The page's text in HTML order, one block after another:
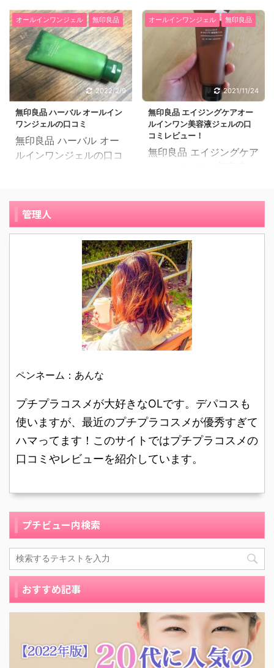
人にも使えるクレンジン
グオイルです。マツエク
のグルーには鉱物油が反
応してしまって使っては
ダメと言われているの
で、それ以外のオイルだ
と大丈夫なものが多いの
です。 おひさまでつくっ
たクレンジングオイルの
口コミレビューを紹介し
てい ...
インでした。 使い始めの
きっかけは外国人の友達
が肌がとても綺麗で、使
っているクレンジングを
聞いたところ、こちらと
いうことでキャンペーン
中に購入したのがきっか
けです。 私はアロマなど
も好きなのであえ ...
は、化粧水・乳液・美容
液が一つになった保湿ジ
ェルで敏感肌の方でも使
える無香料・無着色・無
鉱物油・弱酸性・パラベ
ンフリー・アルコールフ
リーになっています。 使
い方の口コミレビューを
紹介します。 38歳の会
社員です。肌質は敏感性
乾燥肌です。 産後、赤ち
かったため、乾燥で肌が
荒れて悲惨な状態に。 ふ
と鏡を見ると、ほうれい
線も前からできてはいた
けど、なんだか線がくっ
きりと深くなってきたよ
うな。 さすがに「これで
はまずい」と思い ...
ミアム化粧液は、乾燥や
老化が気になる肌に美容
液のような化粧水で集中
ケアできる化粧液です。
無印 エイジングケアプレ
ミアム化粧液の口コミレ
ビューを紹介します。
27歳の専業主婦です。肌
質は乾燥肌です。 何気な
く友人と電話をしていた
ら化粧水の話題になり、
う話を聞き、使ってみよ
ングケアラインはまだ早
いかなと迷っていたので
すが、最近乾燥でほうれ
い線や眉間のシワが少し
目立つようになったので
始めてみようと思いまし
た。 もともと ...
オールインワンジェル 無印良品
2022/2/9
無印良品 ハーバル オールイン
ワンジェルの口コミ
無印良品 ハーバル オー
ルインワンジェルの口コ
ます。 39歳、主婦、混
合肌 肌の調子がイマイチ
整わない、ニキビではな
く顔の輪郭近くの肌にあ
るブツブツが無くならな
いなと感じていた頃で
す。たまたま文房具を買
いに行った無印良品の店
舗で、ふと目に止まった
化粧品のコーナーに立ち
寄りました。 無印良品の
かったのですが、思って
の商品が出ていて興味を
持ちました。 今使ってい
る商品も肌に合わなくは
無かったのですが、何か
良さそうなものがあ ...
オールインワンジェル 無印良品
2021/11/24
無印良品 エイジングケアオー
ルインワン美容液ジェルの口
コミレビュー！
無印良品 エイジングケア
つになった保湿ジェル
で、洗顔後にこれ１つで
スキンケアが終了できる
時短コスメです。 化粧
水・乳液・美容液がひと
つになった保湿ジェル
の、口コミレビューを紹
介します。 37歳の主婦
です。肌質は敏感肌で
うになってきましたが、
朝はやはりバタバタにな
ってしまい、自分の身支
度にかける時間が確保す
るのが難しい毎日でし
テッ ...
管理人
ペンネーム：あんな
プチプラコスメが大好きなOLです。デパコスも
使いますが、最近のプチプラコスメが優秀すぎて
ハマってます！このサイトではプチプラコスメの
口コミやレビューを紹介しています。
プチビュー内検索
おすすめ記事